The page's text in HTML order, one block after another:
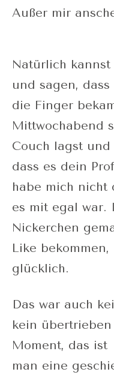
Außer mir
Natürlich
und sagen,
die Finger
Mittwochabend
Couch lagst
dass es dein
habe mich nicht
es mit egal war.
Nickerchen
Like
glücklich.
Das war auch
kein
Moment, das
man eine